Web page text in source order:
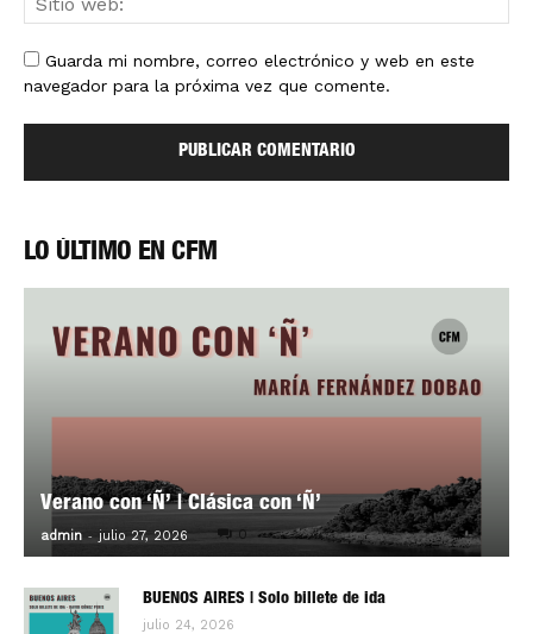
Guarda mi nombre, correo electrónico y web en este
navegador para la próxima vez que comente.
LO ÚLTIMO EN CFM
Verano con ‘Ñ’ | Clásica con ‘Ñ’
admin - julio 27, 2026 0
BUENOS AIRES | Solo billete de ida
julio 24, 2026